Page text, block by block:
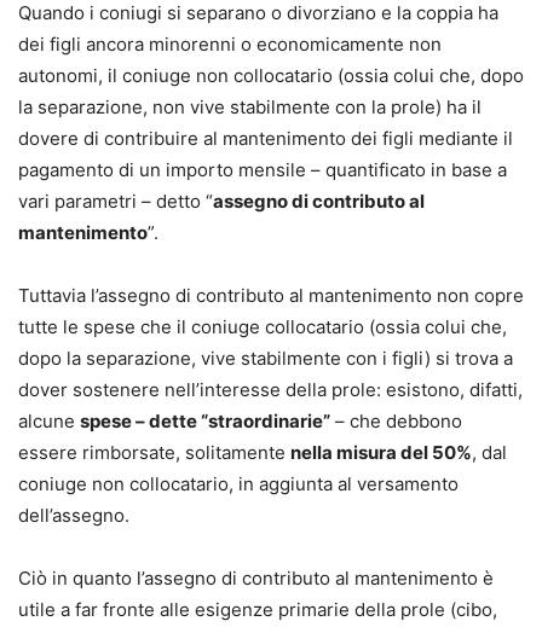
Quando i coniugi si separano o divorziano e la coppia ha
dei figli ancora minorenni o economicamente non
autonomi, il coniuge non collocatario (ossia colui che, dopo
la separazione, non vive stabilmente con la prole) ha il
dovere di contribuire al mantenimento dei figli mediante il
pagamento di un importo mensile – quantificato in base a
vari parametri – detto “assegno di contributo al
mantenimento”.
Tuttavia l’assegno di contributo al mantenimento non copre
tutte le spese che il coniuge collocatario (ossia colui che,
dopo la separazione, vive stabilmente con i figli) si trova a
dover sostenere nell’interesse della prole: esistono, difatti,
alcune spese – dette “straordinarie” – che debbono
essere rimborsate, solitamente nella misura del 50%, dal
coniuge non collocatario, in aggiunta al versamento
dell’assegno.
Ciò in quanto l’assegno di contributo al mantenimento è
utile a far fronte alle esigenze primarie della prole (cibo,